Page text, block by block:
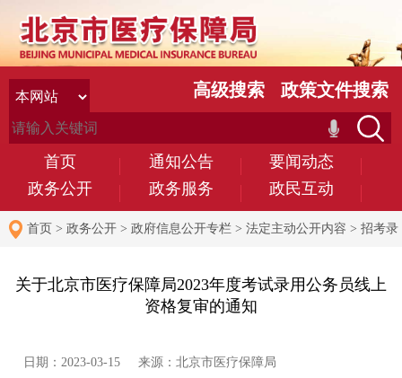
首页 通知公告
要闻动态
政务公开
政务服务 政民互动
高级搜索 政策文件搜索
首页 > 政务公开 > 政府信息公开专栏 > 法定主动公开内容 > 招考录
关于北京市医疗保障局2023年度考试录用公务员线上
资格复审的通知
日期：2023-03-15 来源：北京市医疗保障局